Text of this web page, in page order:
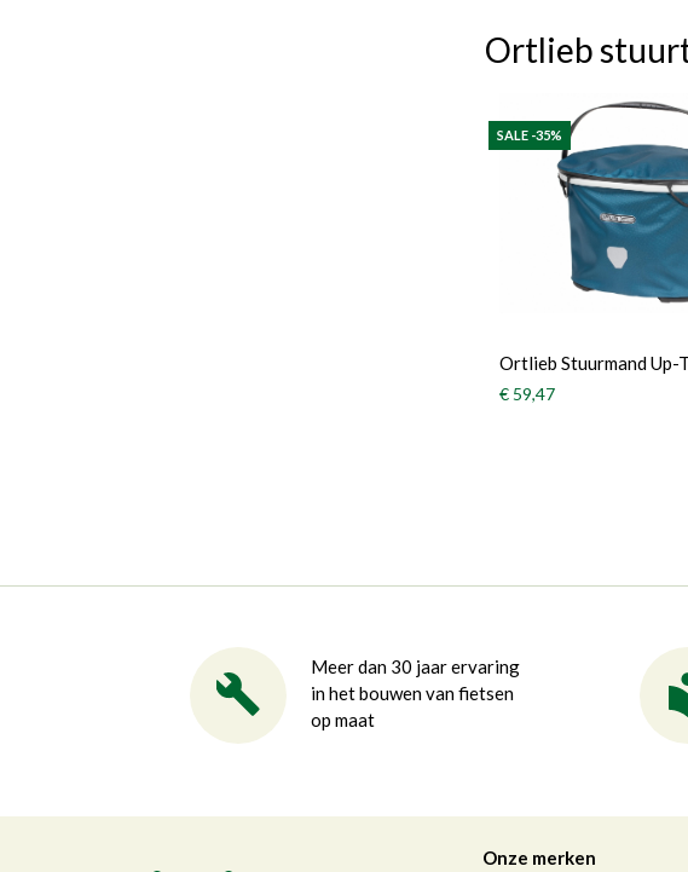
Ortlieb
SALE -35%
Ortlieb Stuurmand Up-
€ 59,47
Meer dan 30 jaar ervaring
in het bouwen van fietsen
op maat
Onze merken